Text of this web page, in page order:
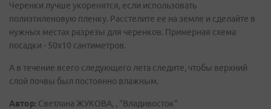
Черенки лучше укоренятся, если использовать
полиэтиленовую пленку. Расстелите ее на земле и сделайте в
нужных местах разрезы для черенков. Примерная схема
посадки - 50х10 сантиметров.
А в течение всего следующего лета следите, чтобы верхний
слой почвы был постоянно влажным.
Автор: Светлана ЖУКОВА, , "Владивосток"